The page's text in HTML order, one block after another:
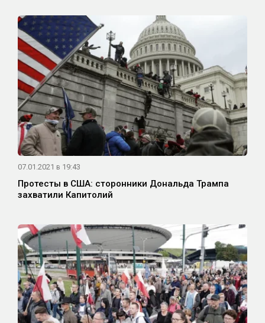
07.01.2021 в 19:43
Протесты в США: сторонники Дональда Трампа
захватили Капитолий